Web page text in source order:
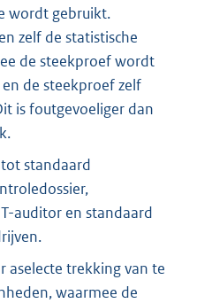
wordt gebruikt.
zelf de statistische
de steekproef wordt
de steekproef zelf
is foutgevoeliger dan
standaard
auditor en standaard
aselecte trekking van te
waarmee de